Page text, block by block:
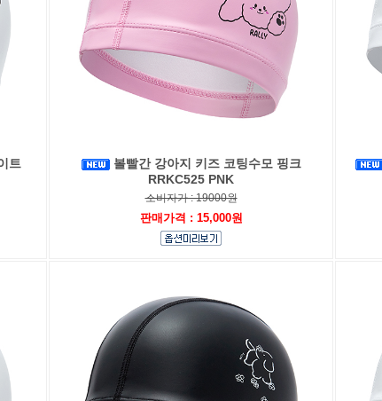
트
볼빨간 강아지 키즈 코팅수모 핑크
RRKC525 PNK
소비자가 : 19000원
판매가격 : 15,000원